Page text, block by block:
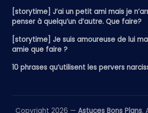
[storytime] J’ai un petit ami mais je
penser à quelqu’un d’autre. Que faire?
[storytime] Je suis amoureuse de lui
amie que faire ?
10 phrases qu’utilisent les pervers
Copyright 2026 — Astuces Bons Plans.